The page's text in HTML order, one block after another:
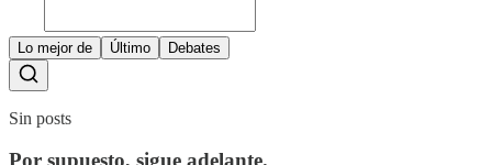
Lo mejor de Último Debates
Sin posts